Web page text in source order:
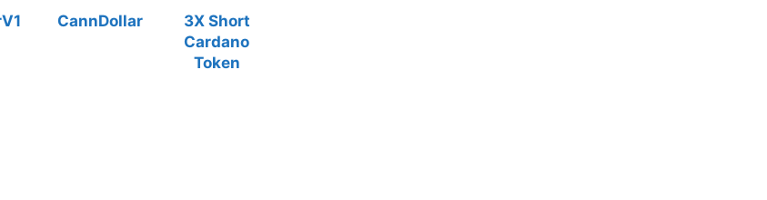
CannDollar
3X Short
Cardano
Token